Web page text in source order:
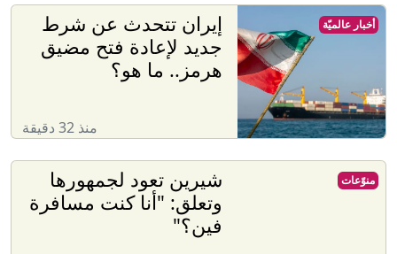
إيران تتحدث عن شرط
جديد لإعادة فتح مضيق
هرمز.. ما هو؟
منذ 32 دقيقة
أخبار عالميّة
شيرين تعود لجمهورها
وتعلق: "أنا كنت مسافرة
فين؟"
منوّعات